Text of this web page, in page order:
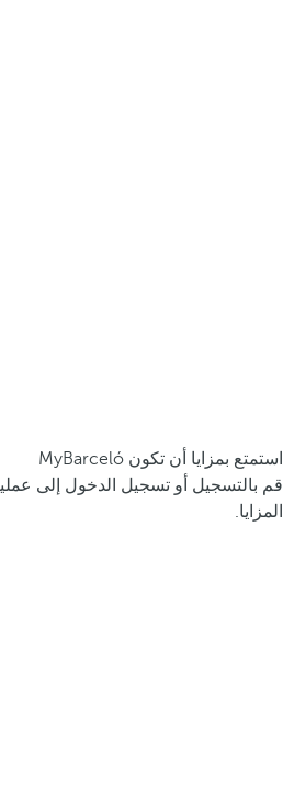
استمتع بمزايا أن تكون MyBarceló
قم بالتسجيل أو تسجيل الدخول إلى
المزايا.